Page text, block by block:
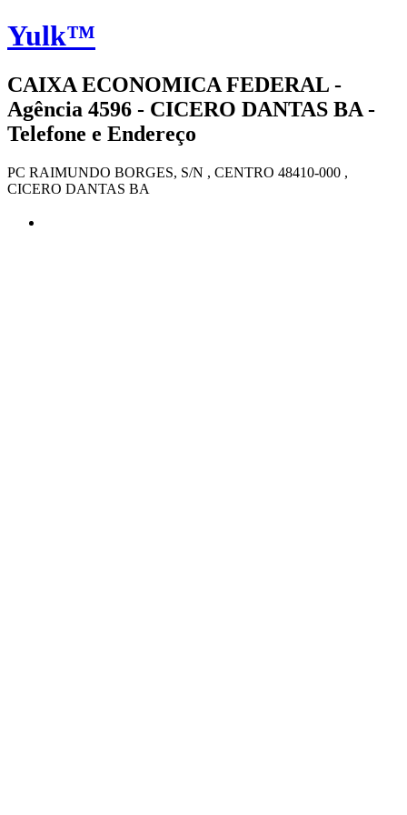
Yulk™
CAIXA ECONOMICA FEDERAL -
Agência 4596 - CICERO DANTAS BA -
Telefone e Endereço
PC RAIMUNDO BORGES, S/N , CENTRO 48410-000 ,
CICERO DANTAS BA